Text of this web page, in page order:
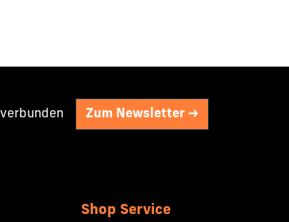
Zum Newsletter ->
Shop Service